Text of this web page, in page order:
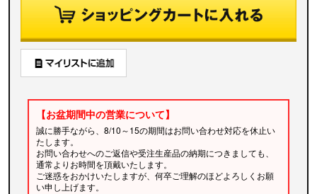
【お盆期間中の営業について】
誠に勝手ながら、8/10～15の期間はお問い合わせ対応を休止い
たします。
お問い合わせへのご返信や受注生産品の納期につきましても、
通常よりお時間を頂戴いたします。
ご迷惑をおかけいたしますが、何卒ご理解のほどよろしくお願
い申し上げます。